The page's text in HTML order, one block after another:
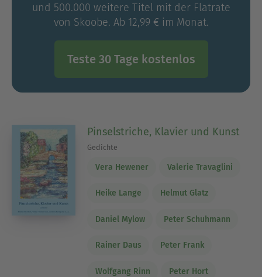
und 500.000 weitere Titel mit der Flatrate
von Skoobe. Ab 12,99 € im Monat.
Teste 30 Tage kostenlos
Pinselstriche, Klavier und Kunst
Gedichte
Vera Hewener Valerie Travaglini
Heike Lange Helmut Glatz
Daniel Mylow Peter Schuhmann
Rainer Daus Peter Frank
Wolfgang Rinn Peter Hort